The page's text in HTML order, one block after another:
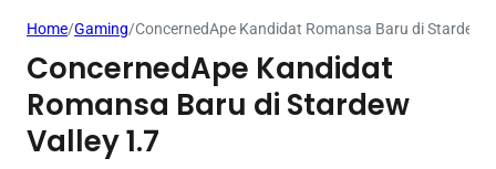
Home/Gaming/ConcernedApe Kandidat Romansa Baru di Stardew
ConcernedApe Kandidat
Romansa Baru di Stardew
Valley 1.7